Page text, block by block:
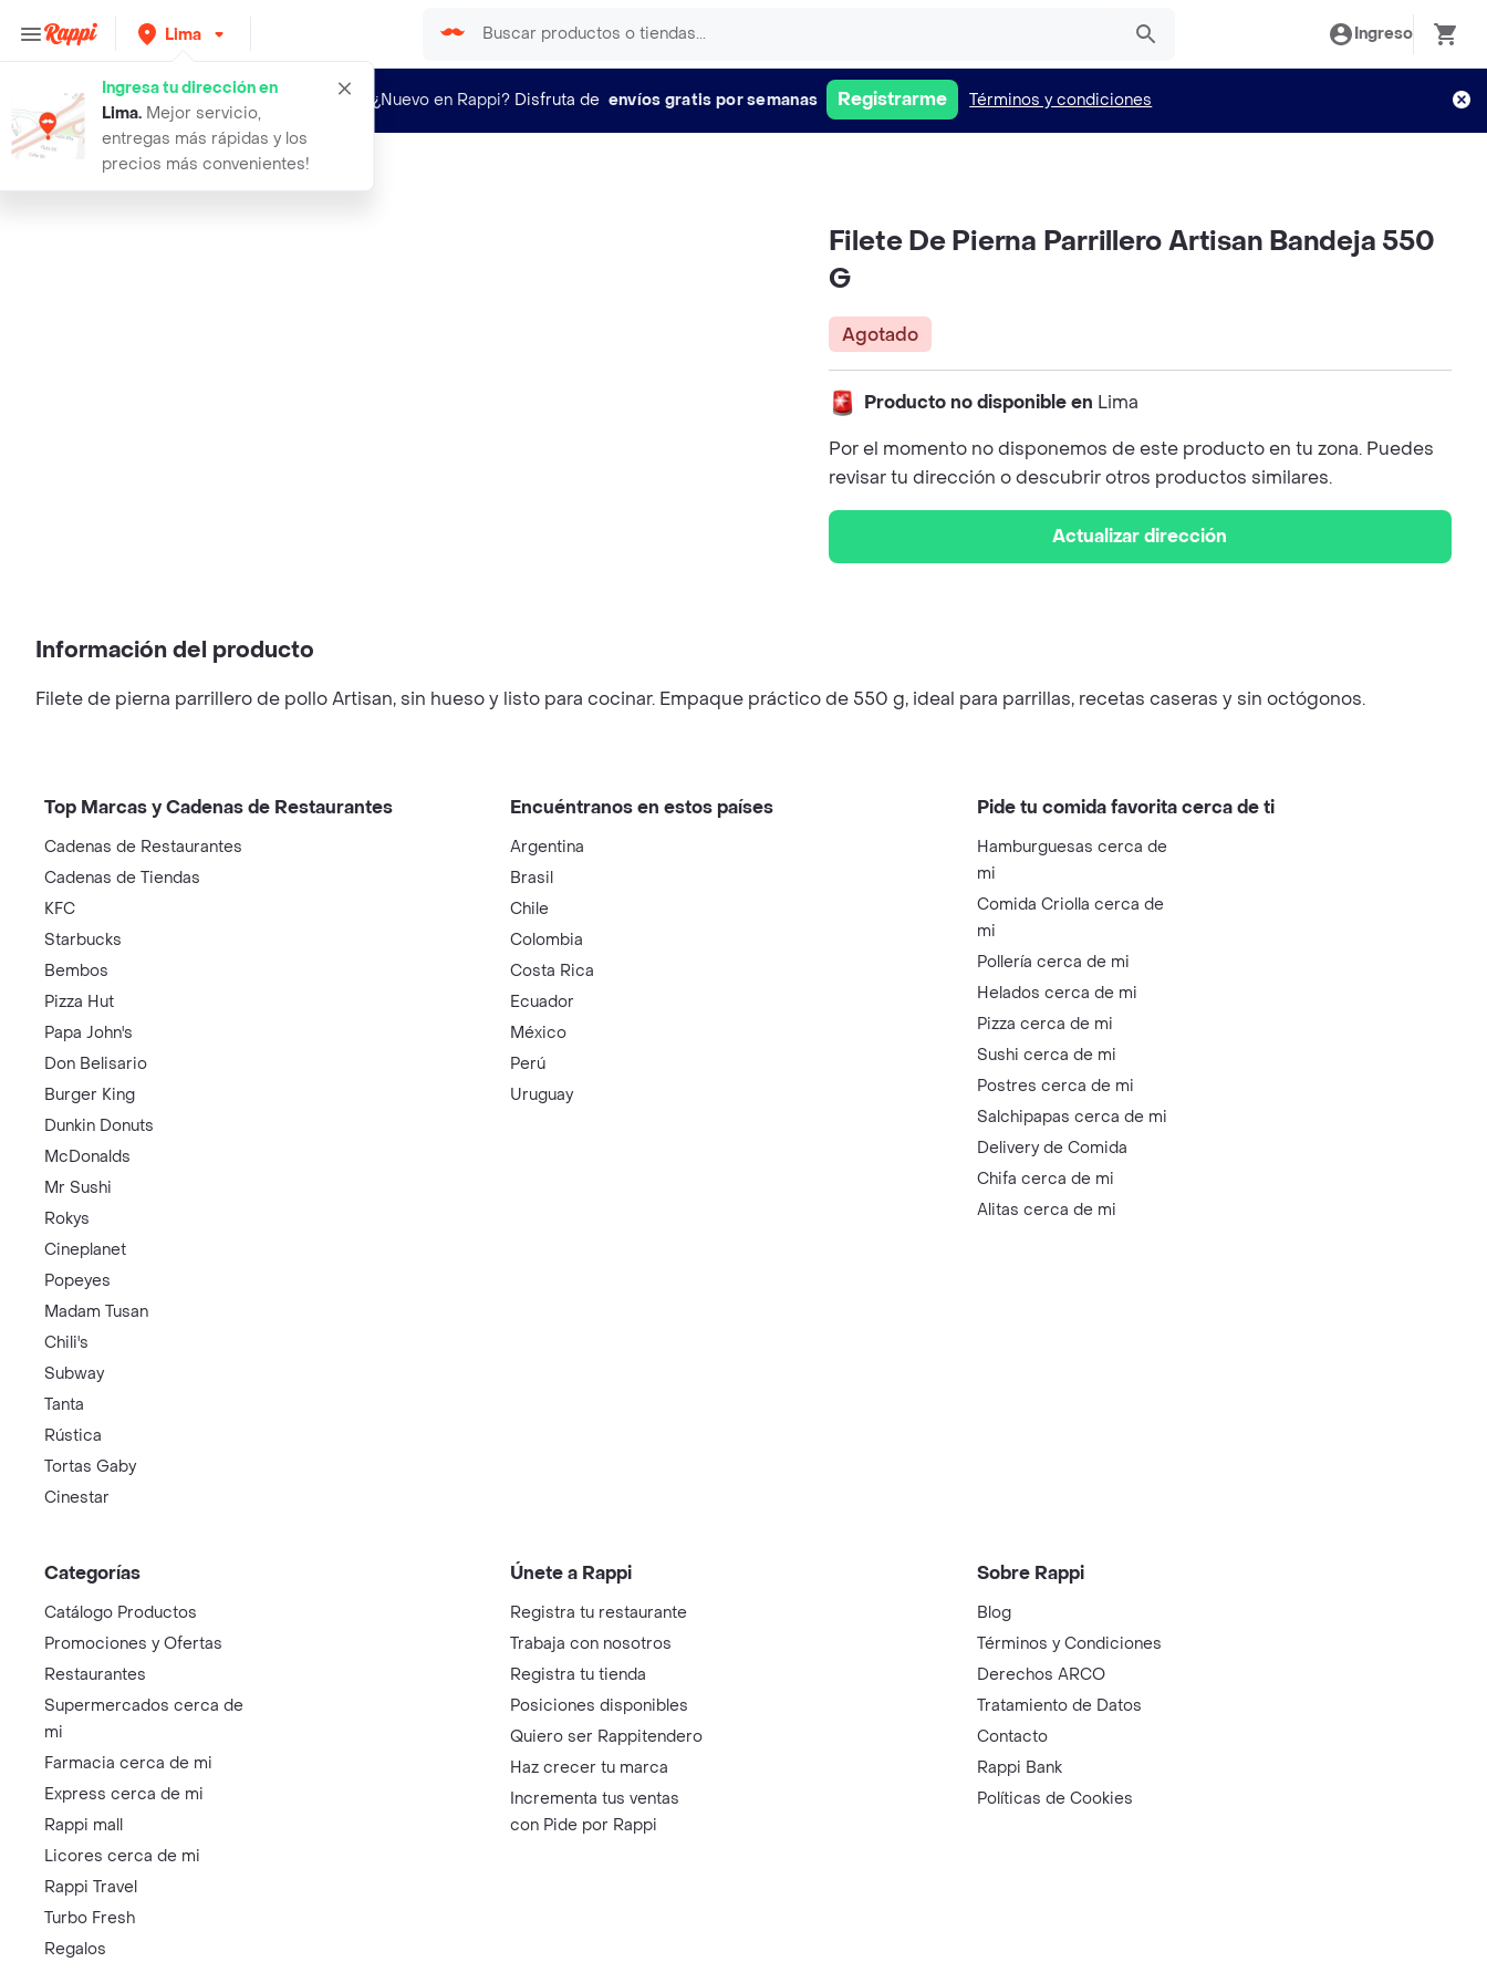
Lima
Ingresa tu dirección en
Lima. Mejor servicio,
entregas más rápidas y los
precios más convenientes!
Ingreso
¿Nuevo en Rappi? Disfruta de envíos gratis por semanas Registrarme Términos y condiciones
filete de pierna parrillero artisan
Filete De Pierna Parrillero Artisan Bandeja 550
G
Agotado
Producto no disponible en Lima
Por el momento no disponemos de este producto en tu zona. Puedes
revisar tu dirección o descubrir otros productos similares.
Actualizar dirección
Información del producto
Filete de pierna parrillero de pollo Artisan, sin hueso y listo para cocinar. Empaque práctico de 550 g, ideal para parrillas, recetas caseras y sin octógonos.
Top Marcas y Cadenas de Restaurantes
Cadenas de Restaurantes
Cadenas de Tiendas
KFC
Starbucks
Bembos
Pizza Hut
Papa John's
Don Belisario
Burger King
Dunkin Donuts
McDonalds
Mr Sushi
Rokys
Cineplanet
Popeyes
Madam Tusan
Chili's
Subway
Tanta
Rústica
Tortas Gaby
Cinestar
Encuéntranos en estos países
Argentina
Brasil
Chile
Colombia
Costa Rica
Ecuador
México
Perú
Uruguay
Pide tu comida favorita cerca de ti
Hamburguesas cerca de
mi
Comida Criolla cerca de
mi
Pollería cerca de mi
Helados cerca de mi
Pizza cerca de mi
Sushi cerca de mi
Postres cerca de mi
Salchipapas cerca de mi
Delivery de Comida
Chifa cerca de mi
Alitas cerca de mi
Categorías
Catálogo Productos
Promociones y Ofertas
Restaurantes
Supermercados cerca de
mi
Farmacia cerca de mi
Express cerca de mi
Rappi mall
Licores cerca de mi
Rappi Travel
Turbo Fresh
Regalos
Únete a Rappi
Registra tu restaurante
Trabaja con nosotros
Registra tu tienda
Posiciones disponibles
Quiero ser Rappitendero
Haz crecer tu marca
Incrementa tus ventas
con Pide por Rappi
Sobre Rappi
Blog
Términos y Condiciones
Derechos ARCO
Tratamiento de Datos
Contacto
Rappi Bank
Políticas de Cookies